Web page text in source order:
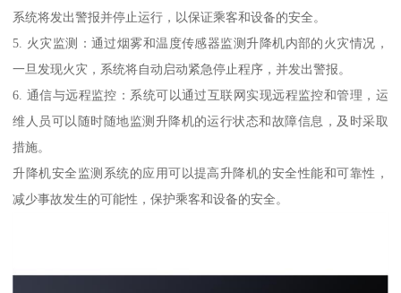
系统将发出警报并停止运行，以保证乘客和设备的安全。
5. 火灾监测：通过烟雾和温度传感器监测升降机内部的火灾情况，
一旦发现火灾，系统将自动启动紧急停止程序，并发出警报。
6. 通信与远程监控：系统可以通过互联网实现远程监控和管理，运
维人员可以随时随地监测升降机的运行状态和故障信息，及时采取
措施。
升降机安全监测系统的应用可以提高升降机的安全性能和可靠性，
减少事故发生的可能性，保护乘客和设备的安全。